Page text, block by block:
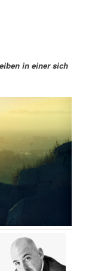
in einer sich